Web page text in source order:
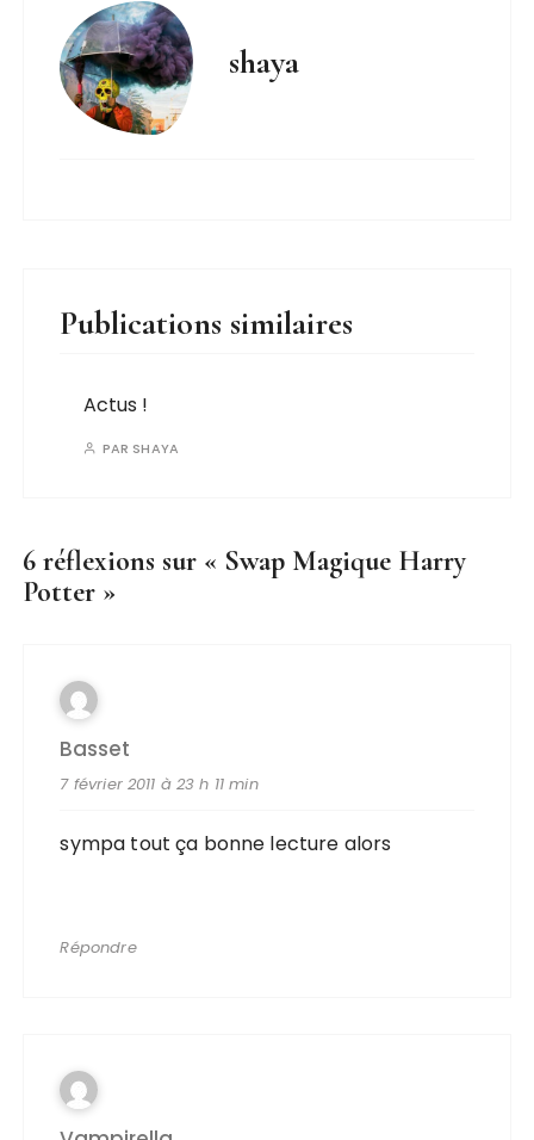
shaya
Publications similaires
Actus !
PAR SHAYA
6 réflexions sur « Swap Magique Harry
Potter »
Basset
7 février 2011 à 23 h 11 min
sympa tout ça bonne lecture alors
Répondre